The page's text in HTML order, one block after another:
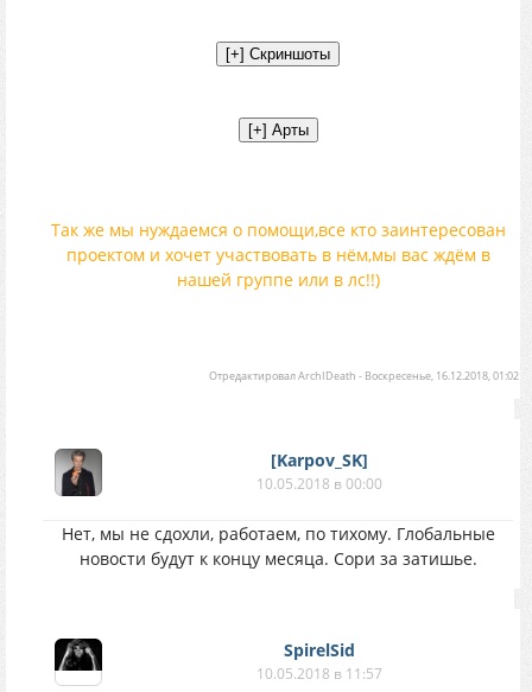
Так же мы нуждаемся о помощи,все кто заинтересован
проектом и хочет участвовать в нём,мы вас ждём в
нашей группе или в лс!!)
ОтредактировалArchIDeath - Воскресенье, 16.12.2018, 01:02
[Karpov_SK]
10.05.2018 в 00:00
Нет, мы не сдохли, работаем, по тихому. Глобальные
новости будут к концу месяца. Сори за затишье.
SpirelSid
10.05.2018 в 11:57